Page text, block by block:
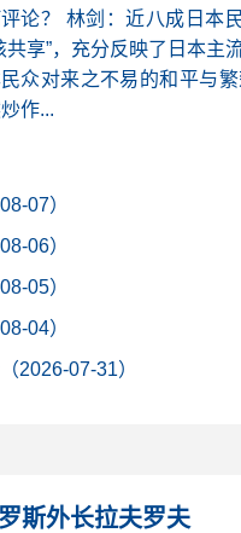
论？ 林剑：近八成日本
共享”，充分反映了日本主
众对来之不易的和平与
作...
07）
06）
05）
04）
2026-07-31）
斯外长拉夫罗夫